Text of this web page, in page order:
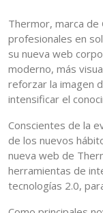
Thermor, marca
profesionales en
su nueva web
moderno, más
reforzar la imagen
intensificar el
Conscientes de la
de los nuevos
nueva web de
herramientas de
tecnologías 2.0,